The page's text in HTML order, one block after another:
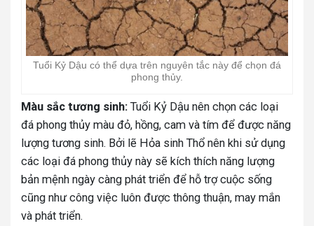
Tuổi Kỷ Dậu có thể dựa trên nguyên tắc này để chọn đá
phong thủy.
Màu sắc tương sinh: Tuổi Kỷ Dậu nên chọn các loại
đá phong thủy màu đỏ, hồng, cam và tím để được năng
lượng tương sinh. Bởi lẽ Hỏa sinh Thổ nên khi sử dụng
các loại đá phong thủy này sẽ kích thích năng lượng
bản mệnh ngày càng phát triển để hỗ trợ cuộc sống
cũng như công việc luôn được thông thuận, may mắn
và phát triển.